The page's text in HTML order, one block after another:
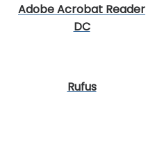
Adobe Acrobat Reader
DC
Rufus